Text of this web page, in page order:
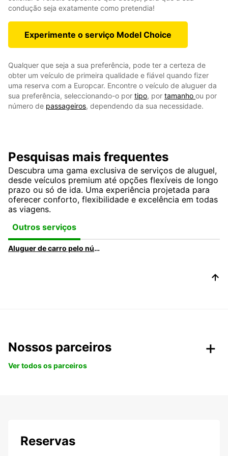
condução seja exatamente como pretendia!
Experimente o serviço Model Choice
Qualquer que seja a sua preferência, pode ter a certeza de
obter um veículo de primeira qualidade e fiável quando fizer
uma reserva com a Europcar. Encontre o veículo de aluguer da
sua preferência, seleccionando-o por tipo, por tamanho ou por
número de passageiros, dependendo da sua necessidade.
Pesquisas mais frequentes
Descubra uma gama exclusiva de serviços de aluguel,
desde veículos premium até opções flexíveis de longo
prazo ou só de ida. Uma experiência projetada para
oferecer conforto, flexibilidade e excelência em todas
as viagens.
Outros serviços
Aluguer de carro pelo número de lugares
Nossos parceiros
Ver todos os parceiros
Reservas